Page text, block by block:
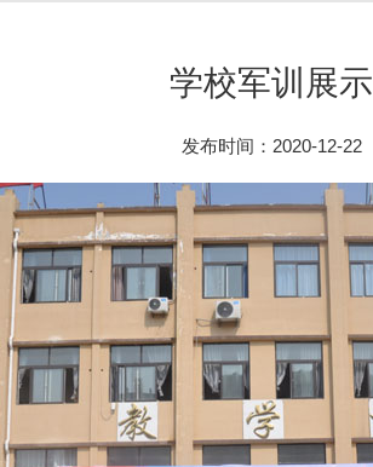
学校军训展示
发布时间：2020-12-22